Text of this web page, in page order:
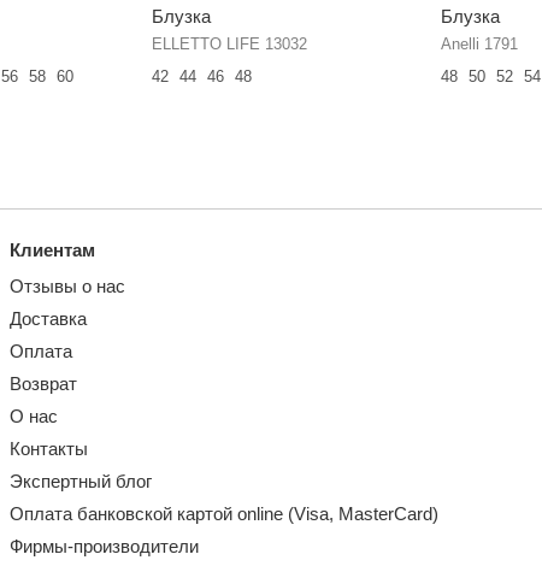
56 58 60
Блузка
ELLETTO LIFE 13032
42
44 46 48
Блузка
Anelli 1791
48
50 52 54
Клиентам
Отзывы о нас
Доставка
Оплата
Возврат
О нас
Контакты
Экспертный блог
Оплата банковской картой online (Visa, MasterCard)
Фирмы-производители